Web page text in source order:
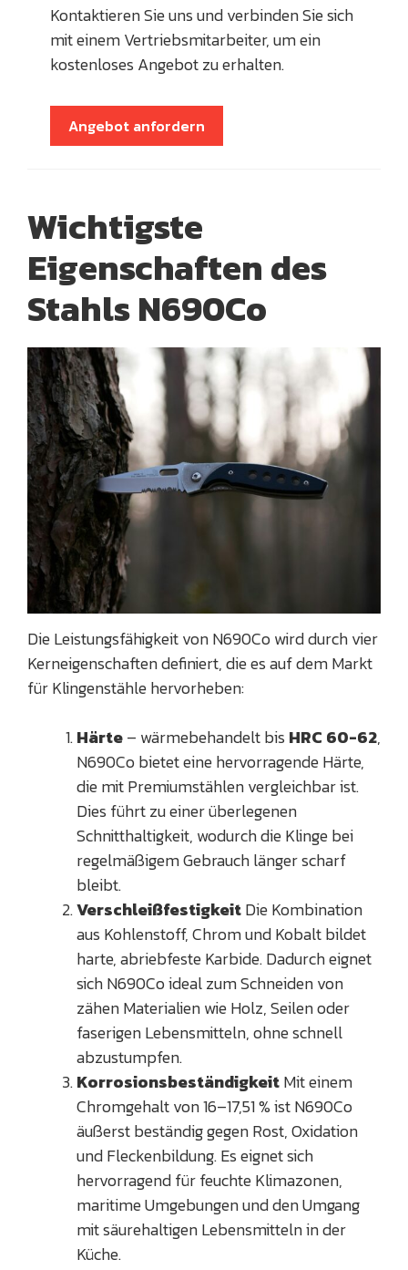
Kontaktieren Sie uns und verbinden Sie sich
mit einem Vertriebsmitarbeiter, um ein
kostenloses Angebot zu erhalten.
Angebot anfordern
Wichtigste
Eigenschaften des
Stahls N690Co
Die Leistungsfähigkeit von N690Co wird durch vier
Kerneigenschaften definiert, die es auf dem Markt
für Klingenstähle hervorheben:
Härte– wärmebehandelt bis HRC 60-62,
N690Co bietet eine hervorragende Härte,
die mit Premiumstählen vergleichbar ist.
Dies führt zu einer überlegenen
Schnitthaltigkeit, wodurch die Klinge bei
regelmäßigem Gebrauch länger scharf
bleibt.
VerschleißfestigkeitDie Kombination
aus Kohlenstoff, Chrom und Kobalt bildet
harte, abriebfeste Karbide. Dadurch eignet
sich N690Co ideal zum Schneiden von
zähen Materialien wie Holz, Seilen oder
faserigen Lebensmitteln, ohne schnell
abzustumpfen.
KorrosionsbeständigkeitMit einem
Chromgehalt von 16–17,51 % ist N690Co
äußerst beständig gegen Rost, Oxidation
und Fleckenbildung. Es eignet sich
hervorragend für feuchte Klimazonen,
maritime Umgebungen und den Umgang
mit säurehaltigen Lebensmitteln in der
Küche.